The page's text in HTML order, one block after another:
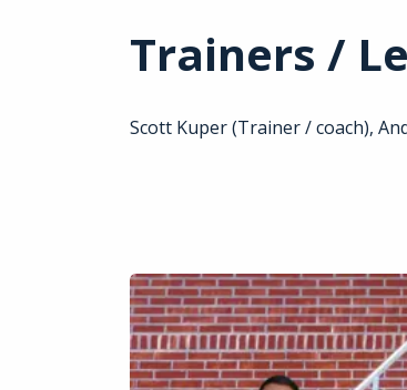
Trainers /
Scott Kuper (Trainer / coach),